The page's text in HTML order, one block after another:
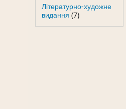
Літературно-художне
видання (7)